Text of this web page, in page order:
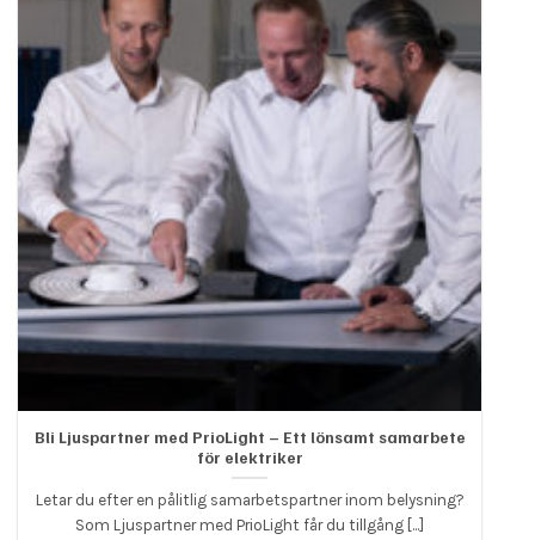
Bli Ljuspartner med PrioLight – Ett lönsamt samarbete
för elektriker
Letar du efter en pålitlig samarbetspartner inom belysning?
Som Ljuspartner med PrioLight får du tillgång [...]